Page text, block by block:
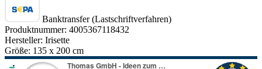
Banktransfer (Lastschriftverfahren)
Produktnummer: 4005367118432
Hersteller: Irisette
Größe: 135 x 200 cm